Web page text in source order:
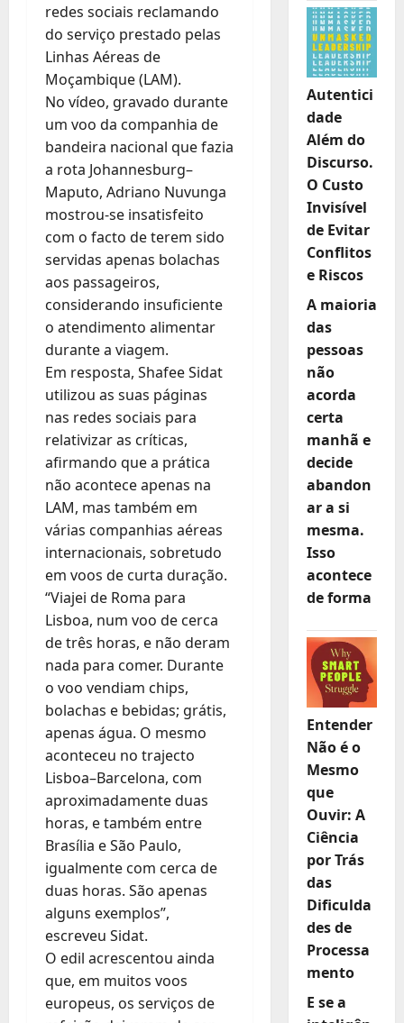
redes sociais reclamando
do serviço prestado pelas
Linhas Aéreas de
Moçambique (LAM).
No vídeo, gravado durante
um voo da companhia de
bandeira nacional que fazia
a rota Johannesburg–
Maputo, Adriano Nuvunga
mostrou-se insatisfeito
com o facto de terem sido
servidas apenas bolachas
aos passageiros,
considerando insuficiente
o atendimento alimentar
durante a viagem.
Em resposta, Shafee Sidat
utilizou as suas páginas
nas redes sociais para
relativizar as críticas,
afirmando que a prática
não acontece apenas na
LAM, mas também em
várias companhias aéreas
internacionais, sobretudo
em voos de curta duração.
“Viajei de Roma para
Lisboa, num voo de cerca
de três horas, e não deram
nada para comer. Durante
o voo vendiam chips,
bolachas e bebidas; grátis,
apenas água. O mesmo
aconteceu no trajecto
Lisboa–Barcelona, com
aproximadamente duas
horas, e também entre
Brasília e São Paulo,
igualmente com cerca de
duas horas. São apenas
alguns exemplos”,
escreveu Sidat.
O edil acrescentou ainda
que, em muitos voos
europeus, os serviços de
Autentici
dade
Além do
Discurso.
O Custo
Invisível
de Evitar
Conflitos
e Riscos
A maioria
das
pessoas
não
acorda
certa
manhã e
decide
abandon
ar a si
mesma.
Isso
acontece
de forma
Entender
Não é o
Mesmo
que
Ouvir: A
Ciência
por Trás
das
Dificulda
des de
Processa
mento
E se a